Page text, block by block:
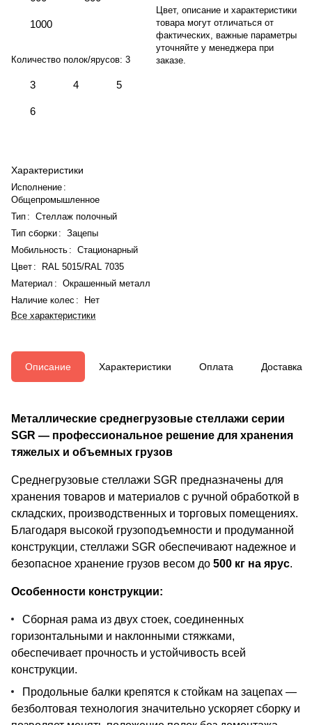
1000
Количество полок/ярусов: 3
3 4 5
6
Характеристики
Исполнение :
Общепромышленное
Тип : Стеллаж полочный
Тип сборки: Зацепы
Мобильность : Стационарный
Цвет :
RAL 5015/RAL 7035
Материал : Окрашенный металл
Наличие колес :
Нет
Все характеристики
Цвет, описание и характеристики
товара могут отличаться от
фактических, важные параметры
уточняйте у менеджера при
заказе.
Описание Характеристики Оплата Доставка
Металлические среднегрузовые стеллажи серии
SGR — профессиональное решение для хранения
тяжелых и объемных грузов
Среднегрузовые стеллажи SGR предназначены для
хранения товаров и материалов с ручной обработкой в
складских, производственных и торговых помещениях.
Благодаря высокой грузоподъемности и продуманной
конструкции, стеллажи SGR обеспечивают надежное и
безопасное хранение грузов весом до 500 кг на ярус.
Особенности конструкции:
Сборная рама из двух стоек, соединенных
горизонтальными и наклонными стяжками,
обеспечивает прочность и устойчивость всей
конструкции.
Продольные балки крепятся к стойкам на зацепах —
безболтовая технология значительно ускоряет сборку и